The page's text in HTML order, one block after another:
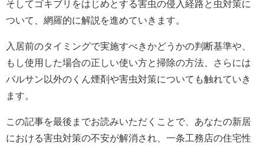
そしてゴキブリをはじめとする害虫の侵入経路と虫対策に
ついて、網羅的に解説を進めていきます。
入居前のタイミングで実施すべきかどうかの判断基準や、
もし使用した場合の正しい使い方と掃除の方法、さらには
バルサン以外のくん煙剤や害虫対策についても触れていき
ます。
この記事を最後までお読みいただくことで、あなたの新居
における害虫対策の不安が解消され、一条工務店の住宅性